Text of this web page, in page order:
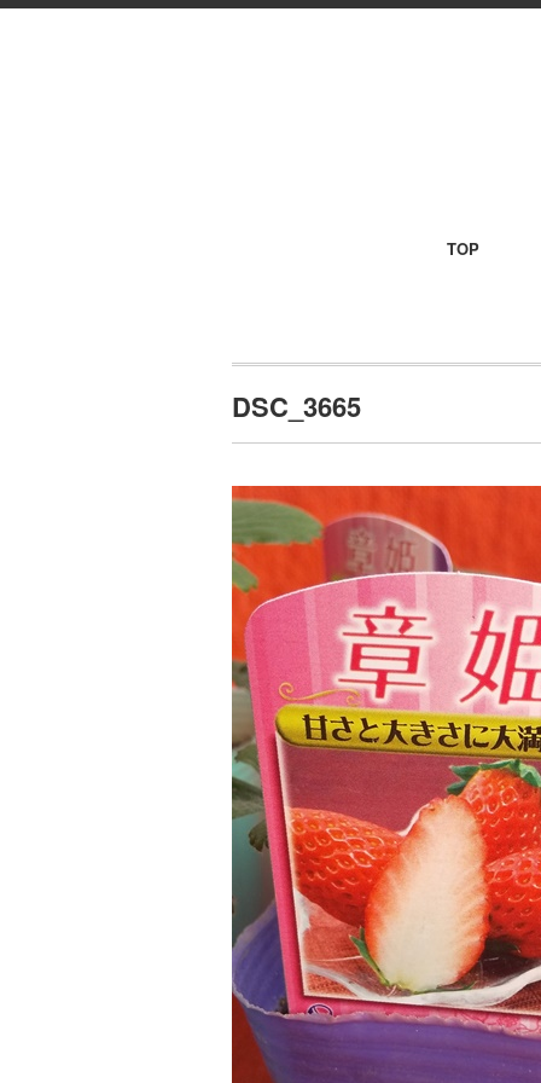
TOP
DSC_3665